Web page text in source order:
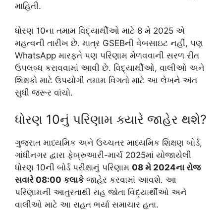
માહિતી.
ધોરણ 10ના તમામ વિદ્યાર્થીઓ માટે 8 મે 2025 એ
મહત્વની તારીખ છે. માત્ર GSEBની વેબસાઇટ નહીં, પણ
WhatsApp મારફતે પણ પરિણામ મેળવવાની સરળ રીત
ઉપલબ્ધ કરાવવામાં આવી છે. વિદ્યાર્થીઓ, વાલીઓ અને
શિક્ષકો માટે ઉપયોગી તમામ વિગતો માટે આ લેખને અંત
સુધી જરૂર વાંચો.
ધોરણ 10નું પરિણામ ક્યારે જાહેર થશે?
ગુજરાત માધ્યમિક અને ઉચ્ચતર માધ્યમિક શિક્ષણ બોર્ડ,
ગાંધીનગર દ્વારા ફેબ્રુઆરી-માર્ચ 2025માં યોજાયેલી
ધોરણ 10ની બોર્ડ પરીક્ષાનું પરિણામ 08 મે 2024ના રોજ
સવારે 08:00 કલાકે જાહેર કરવામાં આવશે. આ
પરિણામની આતુરતાથી રાહ જોતા વિદ્યાર્થીઓ અને
વાલીઓ માટે આ રાહત ભર્યા સમાચાર હતા.